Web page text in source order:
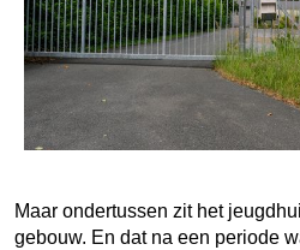
Maar ondertussen zit het
gebouw. En dat na een periode